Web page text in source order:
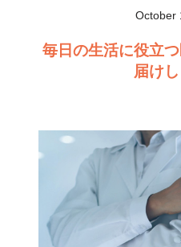
October
毎日の生活に役立
届けし